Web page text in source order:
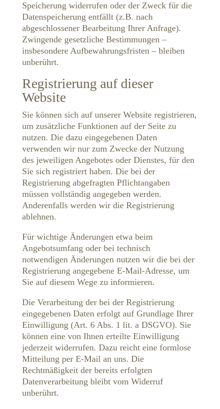
Speicherung widerrufen oder der Zweck für die
Datenspeicherung entfällt (z.B. nach
abgeschlossener Bearbeitung Ihrer Anfrage).
Zwingende gesetzliche Bestimmungen –
insbesondere Aufbewahrungsfristen – bleiben
unberührt.
Registrierung auf dieser
Website
Sie können sich auf unserer Website registrieren,
um zusätzliche Funktionen auf der Seite zu
nutzen. Die dazu eingegebenen Daten
verwenden wir nur zum Zwecke der Nutzung
des jeweiligen Angebotes oder Dienstes, für den
Sie sich registriert haben. Die bei der
Registrierung abgefragten Pflichtangaben
müssen vollständig angegeben werden.
Anderenfalls werden wir die Registrierung
ablehnen.
Für wichtige Änderungen etwa beim
Angebotsumfang oder bei technisch
notwendigen Änderungen nutzen wir die bei der
Registrierung angegebene E-Mail-Adresse, um
Sie auf diesem Wege zu informieren.
Die Verarbeitung der bei der Registrierung
eingegebenen Daten erfolgt auf Grundlage Ihrer
Einwilligung (Art. 6 Abs. 1 lit. a DSGVO). Sie
können eine von Ihnen erteilte Einwilligung
jederzeit widerrufen. Dazu reicht eine formlose
Mitteilung per E-Mail an uns. Die
Rechtmäßigkeit der bereits erfolgten
Datenverarbeitung bleibt vom Widerruf
unberührt.